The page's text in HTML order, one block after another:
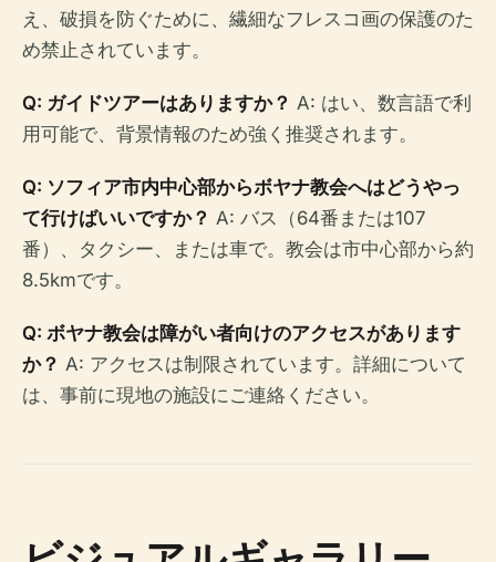
え、破損を防ぐために、繊細なフレスコ画の保護のた
め禁止されています。
Q: ガイドツアーはありますか？ A: はい、数言語で利
用可能で、背景情報のため強く推奨されます。
Q: ソフィア市内中心部からボヤナ教会へはどうやっ
て行けばいいですか？ A: バス（64番または107
番）、タクシー、または車で。教会は市中心部から約
8.5kmです。
Q: ボヤナ教会は障がい者向けのアクセスがあります
か？ A: アクセスは制限されています。詳細について
は、事前に現地の施設にご連絡ください。